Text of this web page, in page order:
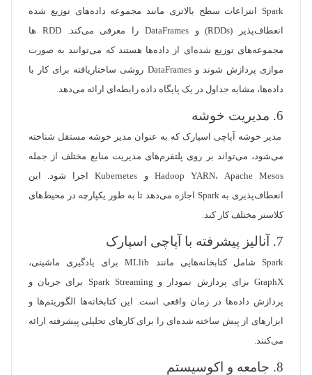
Spark انتزاعات سطح بالاتری مانند مجموعه داده‌های توزیع شده
انعطاف‌پذیر (RDDs) و DataFrames را معرفی می‌کند. RDD ها
مجموعه‌های توزیع شده‌ای از داده‌ها هستند که می‌توانند به صورت
موازی پردازش شوند و DataFrames روشی ساختاریافته برای کار با
داده‌ها، مشابه جداول در یک پایگاه داده رابطه‌ای ارائه می‌دهد.
6. مدیریت خوشه
مدیر خوشه آپاچی اسپارک که به عنوان مدیر خوشه مستقل شناخته
می‌شود، می‌تواند بر روی پلتفرم‌های مدیریت منابع مختلف از جمله
Hadoop YARN، Apache Mesos و Kubernetes اجرا شود. این
انعطاف‌پذیری به Spark اجازه می‌دهد تا به طور یکپارچه در محیط‌های
کلاستر مختلف کار کند.
7. آنالیز پیشرفته با آپاچی اسپارک
Spark شامل کتابخانه‌هایی مانند MLlib برای یادگیری ماشینی،
GraphX برای پردازش نمودار و Spark Streaming برای جریان و
پردازش داده‌ها در زمان واقعی است. این کتابخانه‌ها الگوریتم‌ها و
ابزارهای از پیش ساخته شده‌ای را برای کارهای تحلیلی پیشرفته ارائه
می‌کنند.
8. جامعه و اکوسیستم